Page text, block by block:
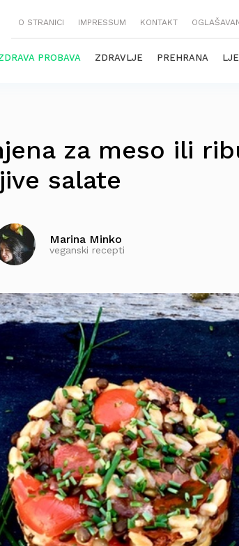
O STRANICI IMPRESSUM KONTAKT
PROBAVA ZDRAVLJE PREHRANA
za meso ili
salate
Marina Minko
veganski recepti